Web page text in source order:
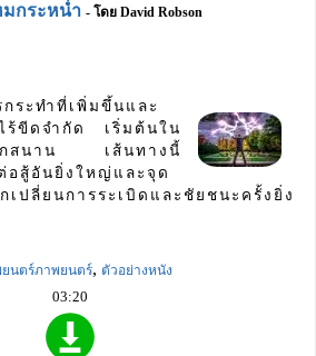
กระหน่ำ - โดย David Robson
ระทำที่เพิ่มขึ้นและ
ร้ขีดจำกัด เริ่มต้นใน
นุกสนาน เส้นทางนี้
อสู้อันยิ่งใหญ่และจุด
ปลี่ยนการระเบิดและชัยชนะครั้งยิ่ง
นตร์ภาพยนตร์, ตัวอย่างหนัง
03:20